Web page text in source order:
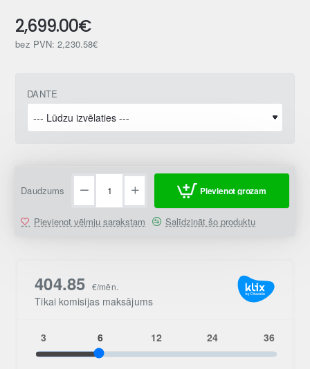
2,699.00€
bez PVN: 2,230.58€
DANTE
Daudzums Pievienot grozam
Pievienot vēlmju sarakstam Salīdzināt šo produktu